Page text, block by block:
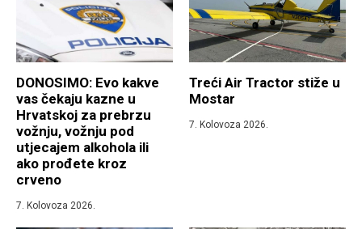
DONOSIMO: Evo kakve
vas čekaju kazne u
Hrvatskoj za prebrzu
vožnju, vožnju pod
utjecajem alkohola ili
ako prođete kroz
crveno
7. Kolovoza 2026.
Treći Air Tractor stiže u
Mostar
7. Kolovoza 2026.